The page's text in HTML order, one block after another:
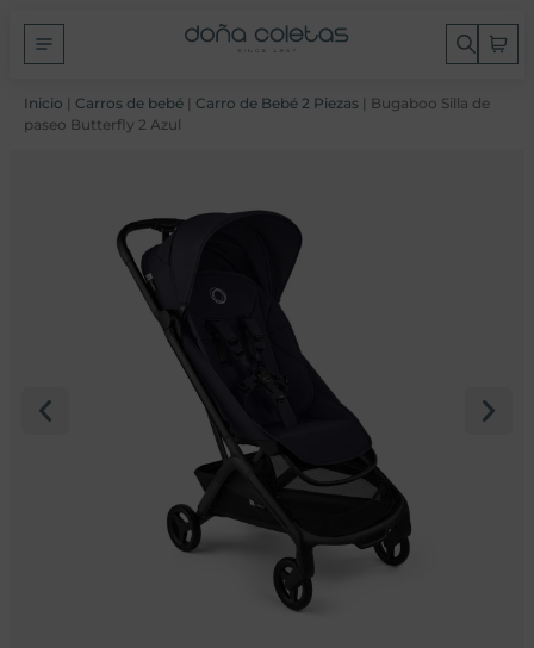
Inicio | Carros de bebé | Carro de Bebé 2 Piezas | Bugaboo Silla de
paseo Butterfly 2 Azul